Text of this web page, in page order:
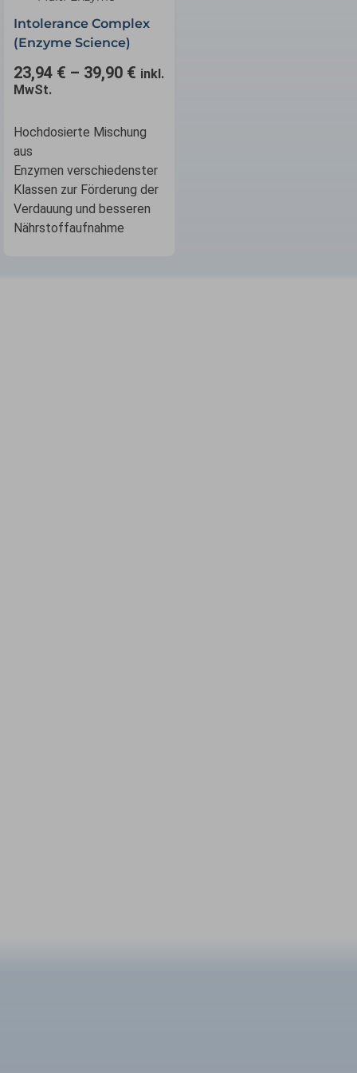
Varianten
Optionen
der
gewählt
werden
Intolerance Complex
(Enzyme Science)
23,94 € – 39,90 € inkl.
MwSt.
Hochdosierte Mischung
aus
Enzymen verschiedenster
Klassen zur Förderung der
Verdauung und besseren
Nährstoffaufnahme